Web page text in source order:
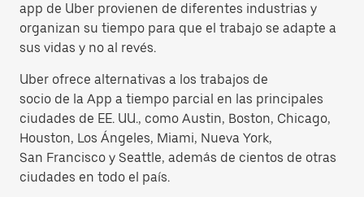
app de Uber provienen de diferentes industrias y
organizan su tiempo para que el trabajo se adapte a
sus vidas y no al revés.
Uber ofrece alternativas a los trabajos de
socio de la App a tiempo parcial en las principales
ciudades de EE. UU., como Austin, Boston, Chicago,
Houston, Los Ángeles, Miami, Nueva York,
San Francisco y Seattle, además de cientos de otras
ciudades en todo el país.